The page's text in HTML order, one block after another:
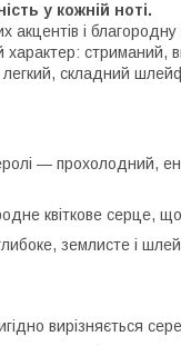
у кожній ноті.
і
характер:
легкий, складний
— прохолодний,
квіткове серце, що
землисте і
вирізняється